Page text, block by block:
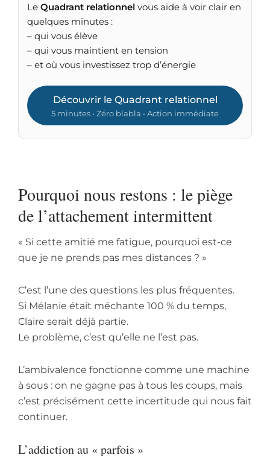
Le Quadrant relationnel vous aide à voir clair en
quelques minutes :
– qui vous élève
– qui vous maintient en tension
– et où vous investissez trop d’énergie
Découvrir le Quadrant relationnel
5 minutes • Zéro blabla • Action immédiate
Pourquoi nous restons : le piège
de l’attachement intermittent
« Si cette amitié me fatigue, pourquoi est-ce
que je ne prends pas mes distances ? »
C’est l’une des questions les plus fréquentes.
Si Mélanie était méchante 100 % du temps,
Claire serait déjà partie.
Le problème, c’est qu’elle ne l’est pas.
L’ambivalence fonctionne comme une machine
à sous : on ne gagne pas à tous les coups, mais
c’est précisément cette incertitude qui nous fait
continuer.
L’addiction au « parfois »